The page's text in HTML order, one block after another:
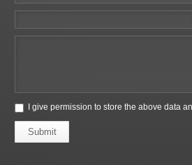
I give permission to store the above data
Submit